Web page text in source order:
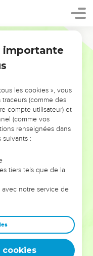
!
VOUS ÉVITER LES
les doutes, les erreurs
alors même que ce
et responsables
afin que leurs erreurs
un ministère, une
expérience est faite
importante
les cookies », vous
(comme des
compte utilisateur) et
(comme vos
renseignées dans
suivants :
tiers tels que de la
notre service de
cookies